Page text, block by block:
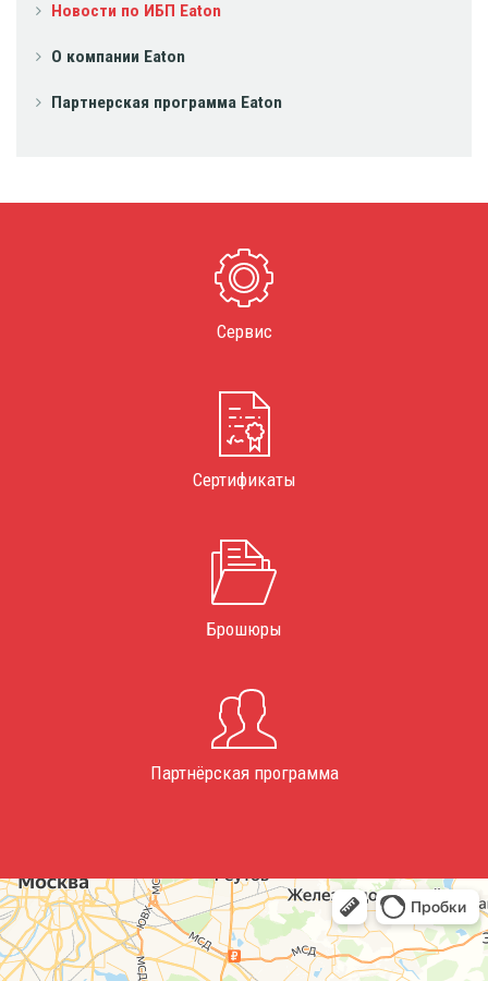
Новости по ИБП Eaton
О компании Eaton
Партнерская программа Eaton
Сервис
Сертификаты
Брошюры
Партнёрская программа